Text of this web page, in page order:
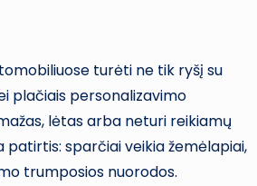
turėti ne tik ryšį su
plačiais personalizavimo
lėtas arba neturi reikiamų
patirtis: sparčiai veikia žemėlapiai,
trumposios nuorodos.